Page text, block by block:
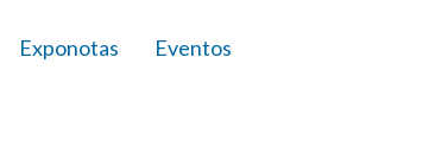
Exponotas Eventos